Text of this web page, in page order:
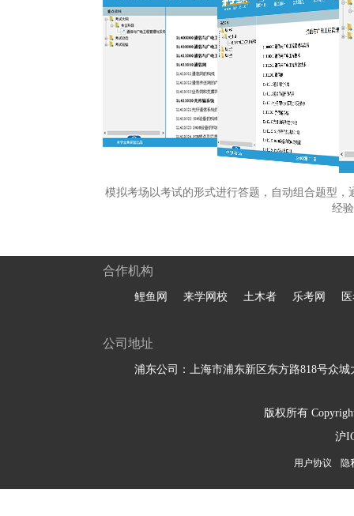
模拟考场以考试的形式进行答题，自动组合题型
经
合作机构
鲤鱼网 来学网校 土木者 乐考网
公司地址
浦东公司：上海市浦东新区东方路818号众城
版权所有
沪
用户协议 隐